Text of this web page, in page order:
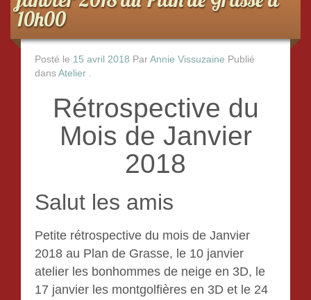
10h00
Posté le 15 avril 2018 Par Annie Vissuzaine Publié
dans Atelier .
Rétrospective du
Mois de Janvier
2018
Salut les amis
Petite rétrospective du mois de Janvier
2018 au Plan de Grasse, le 10 janvier
atelier les bonhommes de neige en 3D, le
17 janvier les montgolfières en 3D et le 24